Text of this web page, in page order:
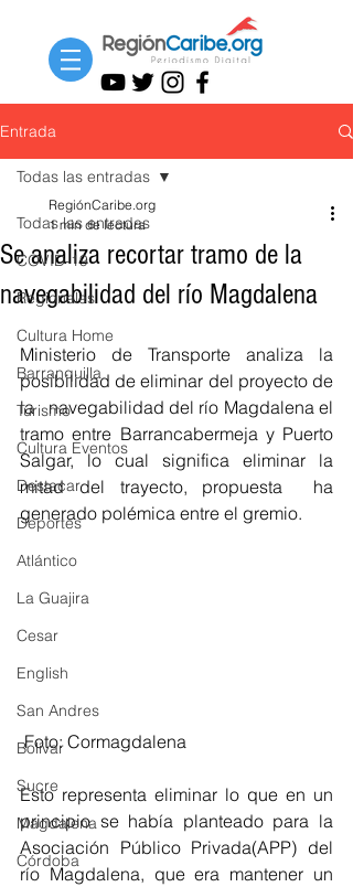
Entrada
Todas las entradas
COVID-19
Regionales
Cultura Home
Barranquilla
Turismo
Cultura Eventos
Destacar
Deportes
Atlántico
La Guajira
Cesar
English
San Andres
Bolívar
Sucre
Magdalena
Córdoba
Todas las entradas
Se analiza recortar tramo de la
navegabilidad del río Magdalena
RegiónCaribe.org
1 min de lectura
Ministerio de Transporte analiza la
posibilidad de eliminar del proyecto de
la   navegabilidad del río Magdalena el
tramo entre Barrancabermeja y Puerto
Salgar, lo cual significa eliminar la
mitad del trayecto, propuesta  ha
generado polémica entre el gremio.
Foto: Cormagdalena
Esto representa eliminar lo que en un
principio se había planteado para la
Asociación Público Privada(APP) del
río Magdalena, que era mantener un